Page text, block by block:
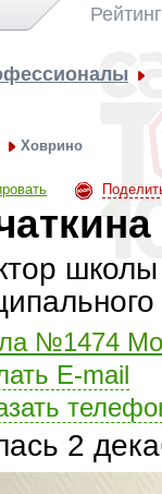
Ховрино
№1474
E-mail
2